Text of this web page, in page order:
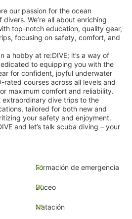
our passion for the ocean
We’re all about enriching
top-notch education, quality gear,
focusing on safety, comfort, and
a hobby at re:DIVE; it’s a way of
to equipping you with the
for confident, joyful underwater
rated courses across all levels and
maximum comfort and reliability.
extraordinary dive trips to the
tailored for both new and
your safety and enjoyment.
and let’s talk scuba diving – your
Formación de emergencia
Buceo
Natación